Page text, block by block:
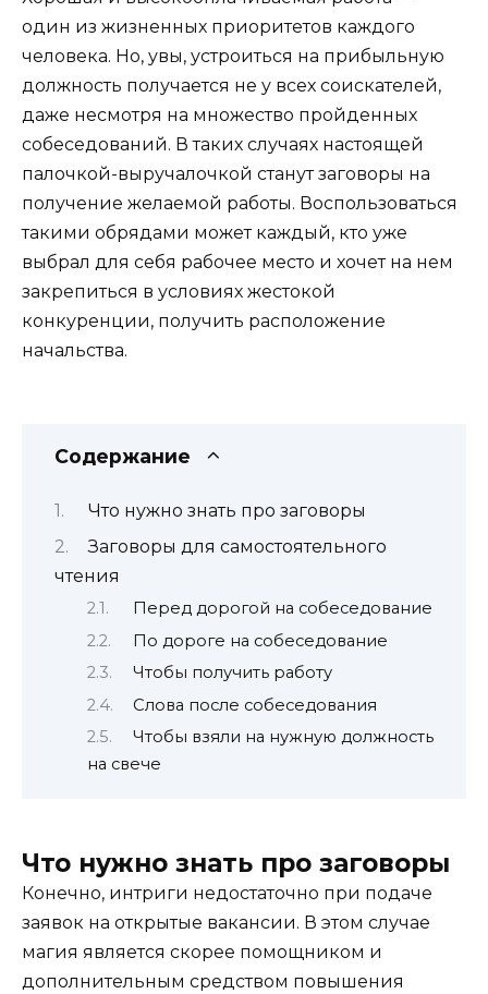
один из жизненных приоритетов каждого
человека. Но, увы, устроиться на прибыльную
должность получается не у всех соискателей,
даже несмотря на множество пройденных
собеседований. В таких случаях настоящей
палочкой-выручалочкой станут заговоры на
получение желаемой работы. Воспользоваться
такими обрядами может каждый, кто уже
выбрал для себя рабочее место и хочет на нем
закрепиться в условиях жестокой
конкуренции, получить расположение
начальства.
Содержание
Что нужно знать про заговоры
Заговоры для самостоятельного
чтения
Перед дорогой на собеседование
По дороге на собеседование
Чтобы получить работу
Слова после собеседования
Чтобы взяли на нужную должность
на свече
Что нужно знать про заговоры
Конечно, интриги недостаточно при подаче
заявок на открытые вакансии. В этом случае
магия является скорее помощником и
дополнительным средством повышения